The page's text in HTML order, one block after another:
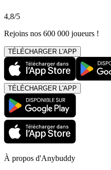
4,8/5
Rejoins nos 600 000 joueurs !
TÉLÉCHARGER L'APP
TÉLÉCHARGER L'APP
À propos d'Anybuddy